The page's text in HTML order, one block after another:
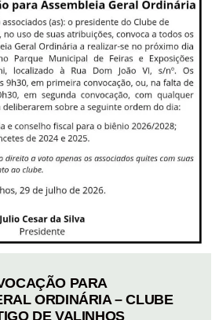
PARA
ORDINÁRIA – CLUBE
DE VALINHOS